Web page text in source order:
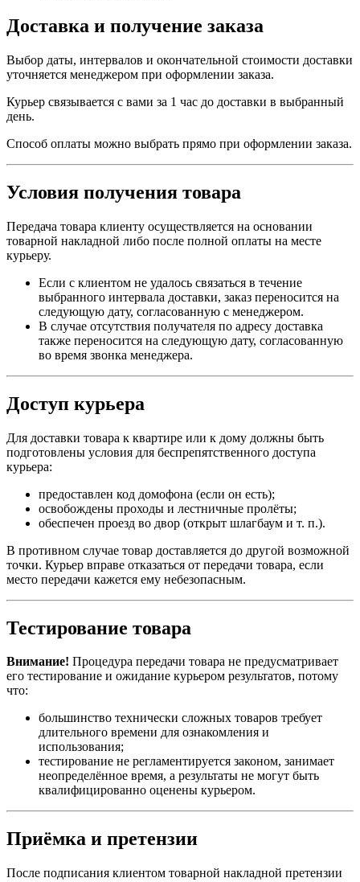
Доставка и получение заказа
Выбор даты, интервалов и окончательной стоимости доставки
уточняется менеджером при оформлении заказа.
Курьер связывается с вами за 1 час до доставки в выбранный
день.
Способ оплаты можно выбрать прямо при оформлении заказа.
Условия получения товара
Передача товара клиенту осуществляется на основании
товарной накладной либо после полной оплаты на месте
курьеру.
Если с клиентом не удалось связаться в течение
выбранного интервала доставки, заказ переносится на
следующую дату, согласованную с менеджером.
В случае отсутствия получателя по адресу доставка
также переносится на следующую дату, согласованную
во время звонка менеджера.
Доступ курьера
Для доставки товара к квартире или к дому должны быть
подготовлены условия для беспрепятственного доступа
курьера:
предоставлен код домофона (если он есть);
освобождены проходы и лестничные пролёты;
обеспечен проезд во двор (открыт шлагбаум и т. п.).
В противном случае товар доставляется до другой возможной
точки. Курьер вправе отказаться от передачи товара, если
место передачи кажется ему небезопасным.
Тестирование товара
Внимание! Процедура передачи товара не предусматривает
его тестирование и ожидание курьером результатов, потому
что:
большинство технически сложных товаров требует
длительного времени для ознакомления и
использования;
тестирование не регламентируется законом, занимает
неопределённое время, а результаты не могут быть
квалифицированно оценены курьером.
Приёмка и претензии
После подписания клиентом товарной накладной претензии